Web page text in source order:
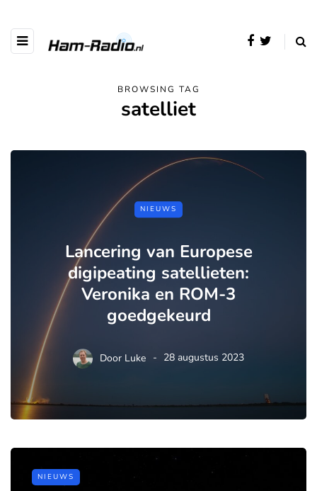
BROWSING TAG
satelliet
NIEUWS
Lancering van Europese
digipeating satellieten:
Veronika en ROM-3
goedgekeurd
Door Luke 28 augustus 2023
NIEUWS